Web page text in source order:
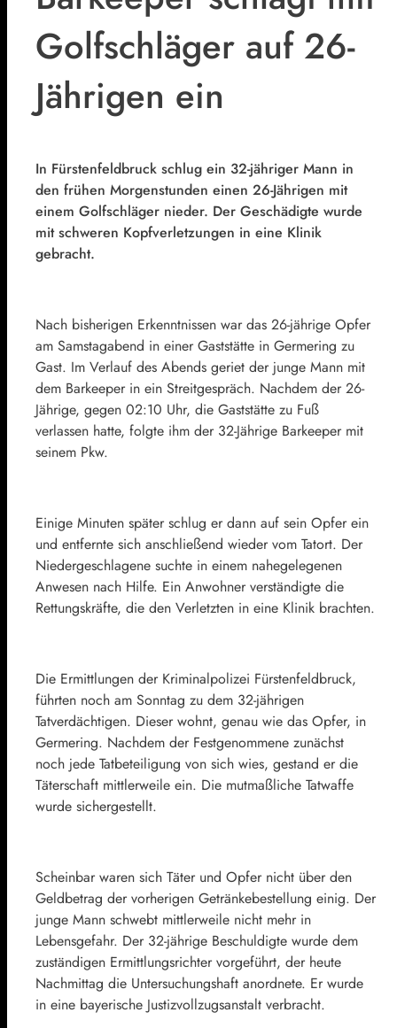
Golfschläger auf 26-
Jährigen ein
In Fürstenfeldbruck schlug ein 32-jähriger Mann in
den frühen Morgenstunden einen 26-Jährigen mit
einem Golfschläger nieder. Der Geschädigte wurde
mit schweren Kopfverletzungen in eine Klinik
gebracht.
Nach bisherigen Erkenntnissen war das 26-jährige Opfer
am Samstagabend in einer Gaststätte in Germering zu
Gast. Im Verlauf des Abends geriet der junge Mann mit
dem Barkeeper in ein Streitgespräch. Nachdem der 26-
Jährige, gegen 02:10 Uhr, die Gaststätte zu Fuß
verlassen hatte, folgte ihm der 32-Jährige Barkeeper mit
seinem Pkw.
Einige Minuten später schlug er dann auf sein Opfer ein
und entfernte sich anschließend wieder vom Tatort. Der
Niedergeschlagene suchte in einem nahegelegenen
Anwesen nach Hilfe. Ein Anwohner verständigte die
Rettungskräfte, die den Verletzten in eine Klinik brachten.
Die Ermittlungen der Kriminalpolizei Fürstenfeldbruck,
führten noch am Sonntag zu dem 32-jährigen
Tatverdächtigen. Dieser wohnt, genau wie das Opfer, in
Germering. Nachdem der Festgenommene zunächst
noch jede Tatbeteiligung von sich wies, gestand er die
Täterschaft mittlerweile ein. Die mutmaßliche Tatwaffe
wurde sichergestellt.
Scheinbar waren sich Täter und Opfer nicht über den
Geldbetrag der vorherigen Getränkebestellung einig. Der
junge Mann schwebt mittlerweile nicht mehr in
Lebensgefahr. Der 32-jährige Beschuldigte wurde dem
zuständigen Ermittlungsrichter vorgeführt, der heute
Nachmittag die Untersuchungshaft anordnete. Er wurde
in eine bayerische Justizvollzugsanstalt verbracht.